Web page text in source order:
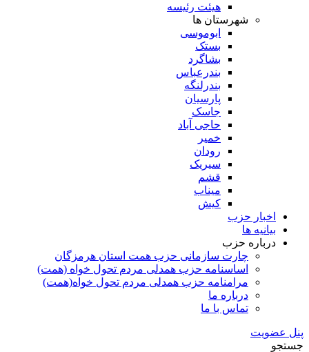
هیئت رئیسه
شهرستان ها
ابوموسی
بستک
بشاگرد
بندرعباس
بندرلنگه
پارسیان
جاسک
حاجی آباد
خمیر
رودان
سیریک
قشم
میناب
کیش
اخبار حزب
بیانیه ها
درباره حزب
چارت سازمانی حزب همت استان هرمزگان
اساسنامه حزب همدلی مردم تحول خواه (همت)
مرامنامه حزب همدلی مردم تحول خواه(همت)
درباره ما
تماس با ما
پنل عضویت
جستجو